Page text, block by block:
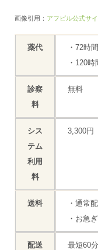
画像引用： アフピル公式サイ
薬代
・72時
・120
診察
料
無料
シス
テム
利用
料
3,300円
送料
・通常
・お急
配送
最短60